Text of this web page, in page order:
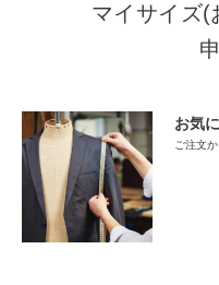
マイサイズ(
お気
ご注文